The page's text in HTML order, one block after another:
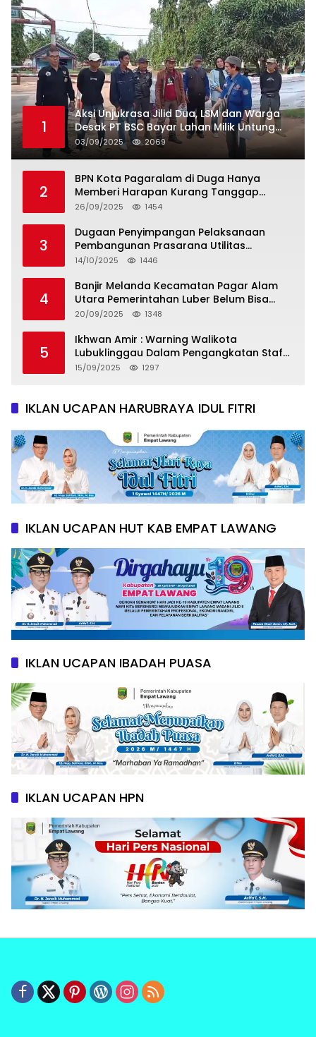
1
Aksi Unjukrasa Jilid Dua, LSM dan Warga
Desak PT BSC Bayar Lahan Milik Untung
Suropati
03/09/2025 2069
2
BPN Kota Pagaralam di Duga Hanya
Memberi Harapan Kurang Tanggap
Terkait Sertifikat Tumpang Tindih
26/09/2025 1454
3
Dugaan Penyimpangan Pelaksanaan
Pembangunan Prasarana Utilitas
Permukiman Desa Pajar Bulan
14/10/2025 1446
4
Banjir Melanda Kecamatan Pagar Alam
Utara Pemerintahan Luber Belum Bisa
Mengatasi Banjir
20/09/2025 1348
5
Ikhwan Amir : Warning Walikota
Lubuklinggau Dalam Pengangkatan Staf
Khusus
15/09/2025 1297
IKLAN UCAPAN HARUBRAYA IDUL FITRI
IKLAN UCAPAN HUT KAB EMPAT LAWANG
IKLAN UCAPAN IBADAH PUASA
IKLAN UCAPAN HPN